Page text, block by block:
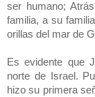
ser humano;
familia, a su
orillas del mar de
Es evidente que
norte de Israel.
hizo su primera